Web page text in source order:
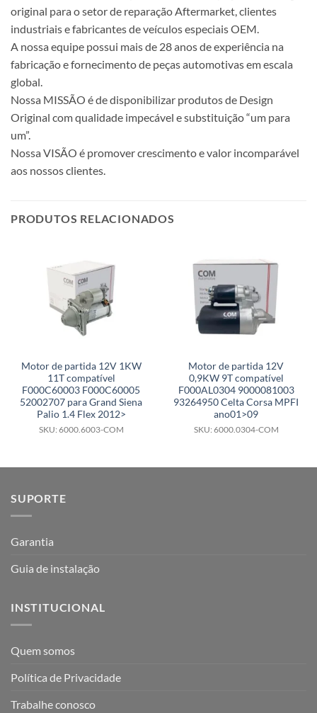
original para o setor de reparação Aftermarket, clientes
industriais e fabricantes de veículos especiais OEM.
A nossa equipe possui mais de 28 anos de experiência na
fabricação e fornecimento de peças automotivas em escala
global.
Nossa MISSÃO é de disponibilizar produtos de Design
Original com qualidade impecável e substituição “um para
um”.
Nossa VISÃO é promover crescimento e valor incomparável
aos nossos clientes.
PRODUTOS RELACIONADOS
Motor de partida 12V 1KW
11T compatível
F000C60003 F000C60005
52002707 para Grand Siena
Palio 1.4 Flex 2012>
SKU: 6000.6003-COM
Motor de partida 12V
0,9KW 9T compatível
F000AL0304 9000081003
93264950 Celta Corsa MPFI
ano01>09
SKU: 6000.0304-COM
SUPORTE
Garantia
Guia de instalação
INSTITUCIONAL
Quem somos
Política de Privacidade
Trabalhe conosco